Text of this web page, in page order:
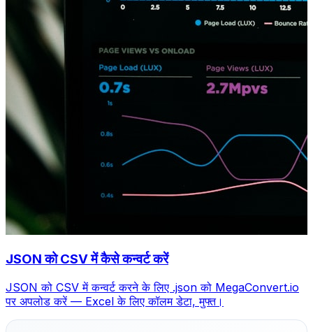
JSON को CSV में कैसे कन्वर्ट करें
JSON को CSV में कन्वर्ट करने के लिए .json को MegaConvert.io
पर अपलोड करें — Excel के लिए कॉलम डेटा, मुफ्त।